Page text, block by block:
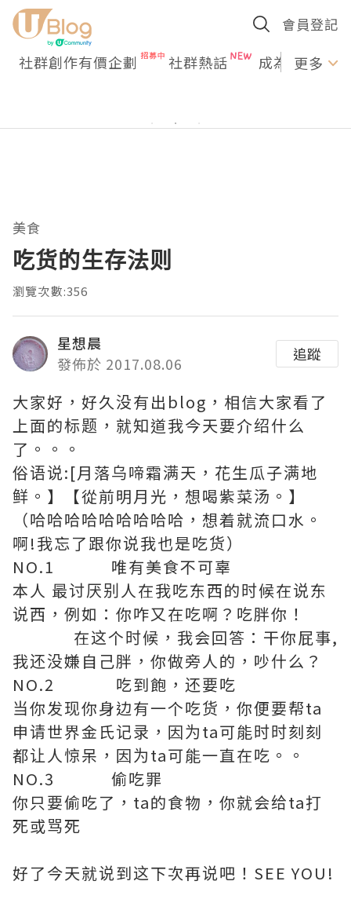
會員登記
社群創作有價企劃 社群熱話 成為U更多
美食
吃货的生存法则
瀏覽次數:356
星想晨
發佈於 2017.08.06
追蹤
大家好，好久没有出blog，相信大家看了
上面的标题，就知道我今天要介绍什么
了。。。
俗语说:[月落乌啼霜满天，花生瓜子满地
鲜。】【從前明月光，想喝紫菜汤。】
（哈哈哈哈哈哈哈哈哈，想着就流口水。
啊!我忘了跟你说我也是吃货）
NO.1 唯有美食不可辜
本人 最讨厌别人在我吃东西的时候在说东
说西，例如：你咋又在吃啊？吃胖你！
在这个时候，我会回答：干你屁事,
我还没嫌自己胖，你做旁人的，吵什么？
NO.2 吃到飽，还要吃
当你发现你身边有一个吃货，你便要帮ta
申请世界金氏记录，因为ta可能时时刻刻
都让人惊呆，因为ta可能一直在吃。。
NO.3 偷吃罪
你只要偷吃了，ta的食物，你就会给ta打
死或骂死
好了今天就说到这下次再说吧！SEE YOU!